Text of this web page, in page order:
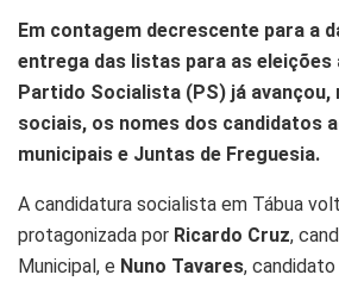
Em contagem decrescente para a
entrega das listas para as eleições
Partido Socialista (PS) já avançou,
sociais, os nomes dos candidatos
municipais e Juntas de Freguesia.
A candidatura socialista em Tábua
protagonizada por Ricardo Cruz,
Municipal, e Nuno Tavares,